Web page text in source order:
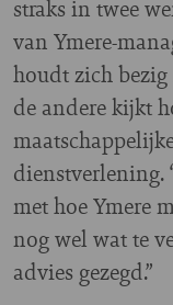
straks in twee
van Ymere-
houdt zich
de andere kijkt
dienstverlening.
met hoe Ymere
nog wel wat te
advies gezegd.”